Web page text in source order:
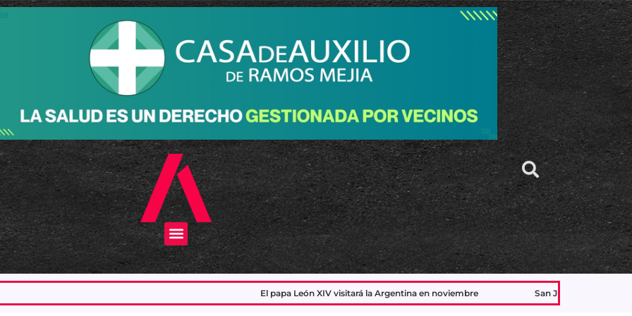
Menu
El papa León XIV visitará la Argentina en noviembre San Justo: detienen a uno de los acusados de